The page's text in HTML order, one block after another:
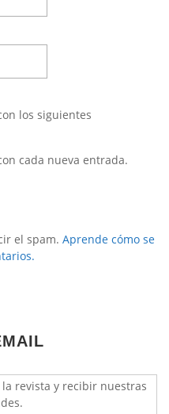
los siguientes
cada nueva entrada.
el spam. Aprende cómo se
revista y recibir nuestras